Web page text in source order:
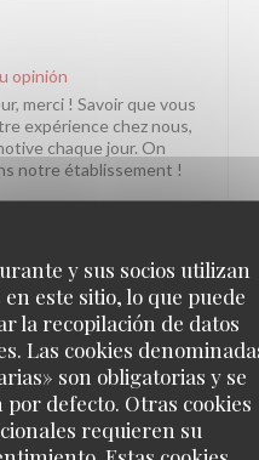
y sus socios utilizan
en este sitio, lo que puede
la recopilación de datos
Las cookies
son obligatorias y se
defecto. Otras cookies
requieren su
opinión
merci ! Savoir que vous
expérience chez nous,
chaque jour. On
notre établissement !
4
5/5 MENÚ: 4/5 CALIDAD
très bel emplacement, peu d attente,